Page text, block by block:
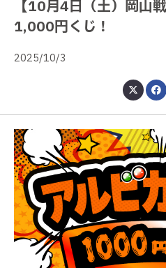
【10月4日（土）岡山
1,000円くじ！
2025/10/3